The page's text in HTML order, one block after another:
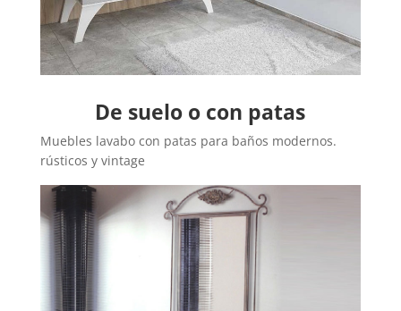
De suelo o con patas
Muebles lavabo con patas para baños modernos.
rústicos y vintage